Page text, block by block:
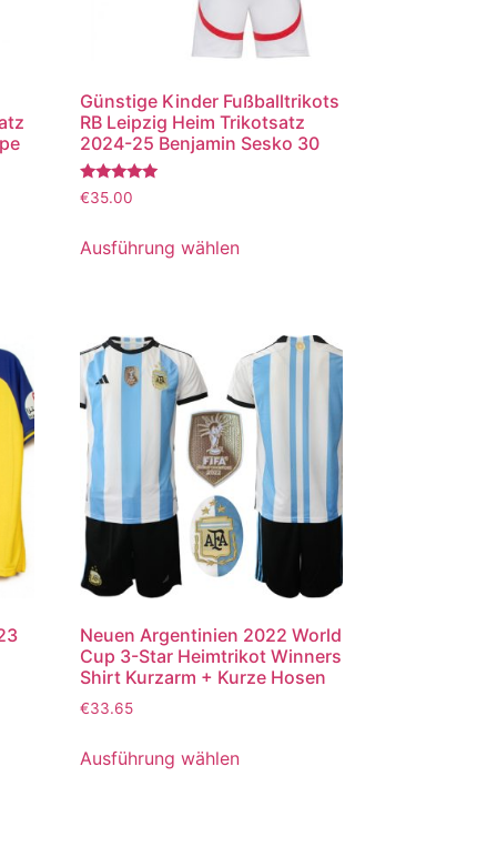
Günstige Kinder Fußballtrikots
RB Leipzig Heim Trikotsatz
2024-25 Benjamin Sesko 30
Bewertet
mit
von 5
€35.00
Ausführung wählen
Neuen Argentinien 2022 World
Cup 3-Star Heimtrikot Winners
Shirt Kurzarm + Kurze Hosen
€33.65
Ausführung wählen